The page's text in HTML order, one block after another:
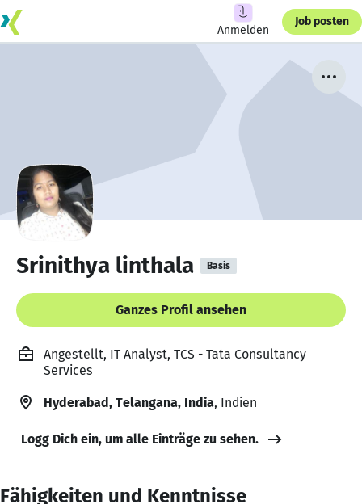
Anmelden
Job posten
Srinithya linthala Basis
Ganzes Profil ansehen
Angestellt, IT Analyst, TCS - Tata Consultancy
Services
Hyderabad, Telangana, India, Indien
Logg Dich ein, um alle Einträge zu sehen.
Fähigkeiten und Kenntnisse